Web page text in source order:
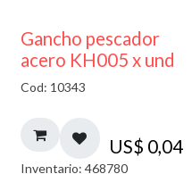
Gancho pescador
acero KH005 x und
Cod: 10343
US$ 0,04
Inventario: 468780